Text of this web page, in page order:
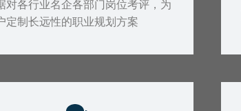
对各行业名企各部门岗位考评，为
定制长远性的职业规划方案